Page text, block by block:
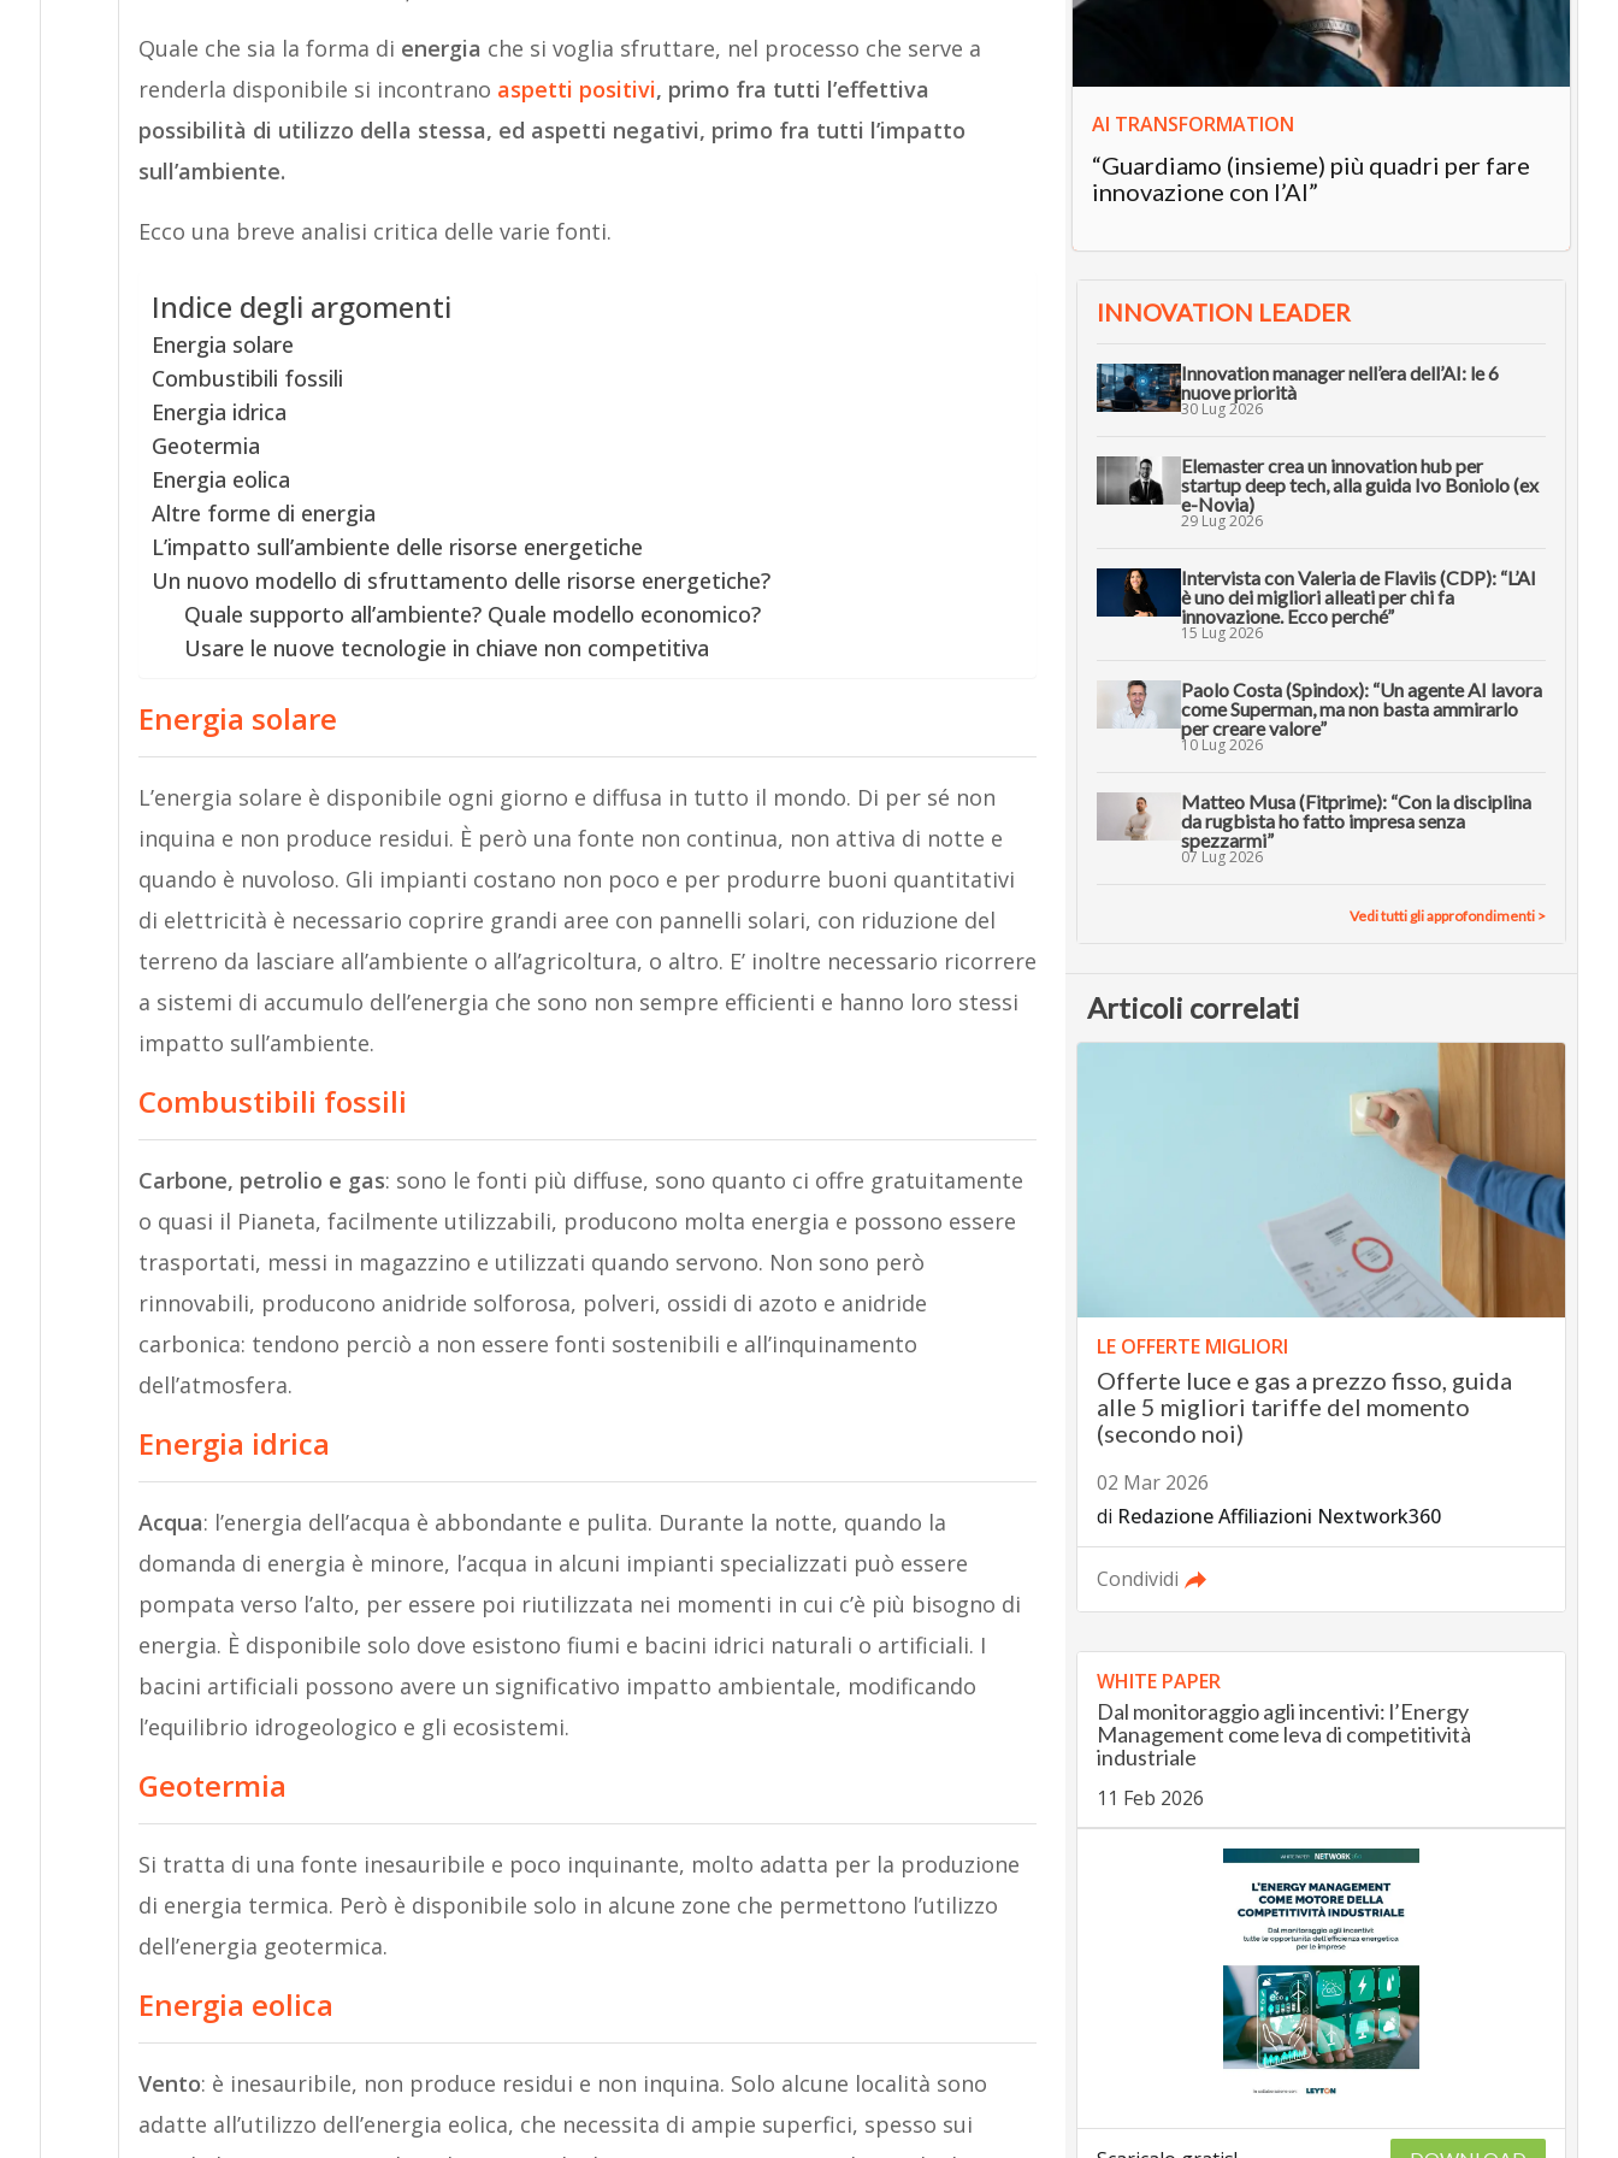
Quale che sia la forma di energia che si voglia sfruttare, nel processo che serve a
renderla disponibile si incontrano aspetti positivi, primo fra tutti l’effettiva
possibilità di utilizzo della stessa, ed aspetti negativi, primo fra tutti l’impatto
sull’ambiente.
Ecco una breve analisi critica delle varie fonti.
Indice degli argomenti
Energia solare
Combustibili fossili
Energia idrica
Geotermia
Energia eolica
Altre forme di energia
L’impatto sull’ambiente delle risorse energetiche
Un nuovo modello di sfruttamento delle risorse energetiche?
Quale supporto all’ambiente? Quale modello economico?
Usare le nuove tecnologie in chiave non competitiva
Energia solare
L’energia solare è disponibile ogni giorno e diffusa in tutto il mondo. Di per sé non
inquina e non produce residui. È però una fonte non continua, non attiva di notte e
quando è nuvoloso. Gli impianti costano non poco e per produrre buoni quantitativi
di elettricità è necessario coprire grandi aree con pannelli solari, con riduzione del
terreno da lasciare all’ambiente o all’agricoltura, o altro. E’ inoltre necessario ricorrere
a sistemi di accumulo dell’energia che sono non sempre efficienti e hanno loro stessi
impatto sull’ambiente.
Combustibili fossili
Carbone, petrolio e gas: sono le fonti più diffuse, sono quanto ci offre gratuitamente
o quasi il Pianeta, facilmente utilizzabili, producono molta energia e possono essere
trasportati, messi in magazzino e utilizzati quando servono. Non sono però
rinnovabili, producono anidride solforosa, polveri, ossidi di azoto e anidride
carbonica: tendono perciò a non essere fonti sostenibili e all’inquinamento
dell’atmosfera.
Energia idrica
Acqua: l’energia dell’acqua è abbondante e pulita. Durante la notte, quando la
domanda di energia è minore, l’acqua in alcuni impianti specializzati può essere
pompata verso l’alto, per essere poi riutilizzata nei momenti in cui c’è più bisogno di
energia. È disponibile solo dove esistono fiumi e bacini idrici naturali o artificiali. I
bacini artificiali possono avere un significativo impatto ambientale, modificando
l’equilibrio idrogeologico e gli ecosistemi.
Geotermia
Si tratta di una fonte inesauribile e poco inquinante, molto adatta per la produzione
di energia termica. Però è disponibile solo in alcune zone che permettono l’utilizzo
dell’energia geotermica.
Energia eolica
Vento: è inesauribile, non produce residui e non inquina. Solo alcune località sono
adatte all’utilizzo dell’energia eolica, che necessita di ampie superfici, spesso sui
AI TRANSFORMATION
“Guardiamo (insieme) più quadri per fare
innovazione con l’AI”
INNOVATION LEADER
Innovation manager nell’era dell’AI: le 6
nuove priorità
30 Lug 2026
Elemaster crea un innovation hub per
startup deep tech, alla guida Ivo Boniolo (ex
e-Novia)
29 Lug 2026
Intervista con Valeria de Flaviis (CDP): “L’AI
è uno dei migliori alleati per chi fa
innovazione. Ecco perché”
15 Lug 2026
Paolo Costa (Spindox): “Un agente AI lavora
come Superman, ma non basta ammirarlo
per creare valore”
10 Lug 2026
Matteo Musa (Fitprime): “Con la disciplina
da rugbista ho fatto impresa senza
spezzarmi”
07 Lug 2026
Vedi tutti gli approfondimenti >
Articoli correlati
LE OFFERTE MIGLIORI
Offerte luce e gas a prezzo fisso, guida
alle 5 migliori tariffe del momento
(secondo noi)
02 Mar 2026
di Redazione Affiliazioni Nextwork360
Condividi
WHITE PAPER
Dal monitoraggio agli incentivi: l’Energy
Management come leva di competitività
industriale
11 Feb 2026